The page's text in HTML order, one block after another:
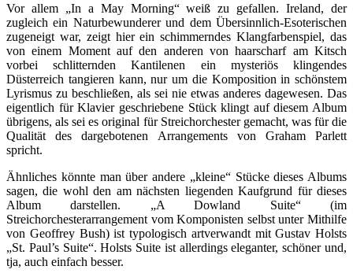
Vor allem „In a May Morning“ weiß zu gefallen. Ireland, der
zugleich ein Naturbewunderer und dem Übersinnlich-Esoterischen
zugeneigt war, zeigt hier ein schimmerndes Klangfarbenspiel, das
von einem Moment auf den anderen von haarscharf am Kitsch
vorbei schlitternden Kantilenen ein mysteriös klingendes
Düsterreich tangieren kann, nur um die Komposition in schönstem
Lyrismus zu beschließen, als sei nie etwas anderes dagewesen. Das
eigentlich für Klavier geschriebene Stück klingt auf diesem Album
übrigens, als sei es original für Streichorchester gemacht, was für die
Qualität des dargebotenen Arrangements von Graham Parlett
spricht.
Ähnliches könnte man über andere „kleine“ Stücke dieses Albums
sagen, die wohl den am nächsten liegenden Kaufgrund für dieses
Album darstellen. „A Dowland Suite“ (im
Streichorchesterarrangement vom Komponisten selbst unter Mithilfe
von Geoffrey Bush) ist typologisch artverwandt mit Gustav Holsts
„St. Paul’s Suite“. Holsts Suite ist allerdings eleganter, schöner und,
tja, auch einfach besser.